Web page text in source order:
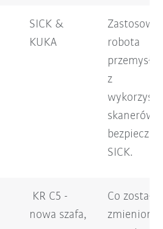
SICK &
KUKA
robota
z
skanerów
SICK.
KR C5 -
nowa szafa,
Co zostało
zmienione